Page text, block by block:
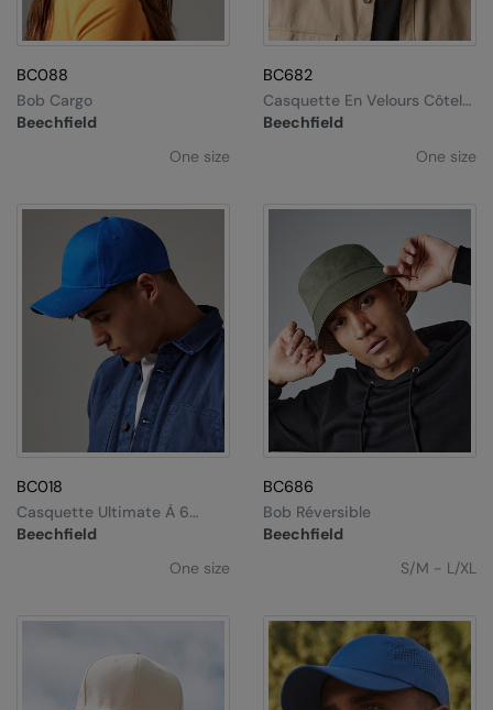
BC088
Beechfield
Bob Cargo
One size
BC682
Beechfield
Casquette En Velours Côtelé
Heritage
One size
BC018
Beechfield
Casquette Ultimate À 6
Panneaux
One size
BC686
Beechfield
Bob Réversible
S/M - L/XL